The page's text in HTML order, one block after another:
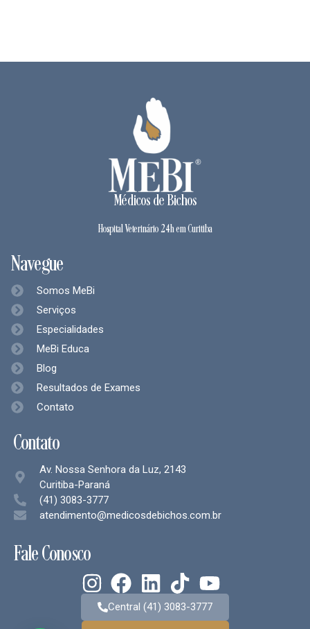
Médicos de Bichos
Hospital Veterinário 24h em Curitiba
Navegue
Somos MeBi
Serviços
Especialidades
MeBi Educa
Blog
Resultados de Exames
Contato
Contato
Av. Nossa Senhora da Luz, 2143
Curitiba-Paraná
(41) 3083-3777
atendimento@medicosdebichos.com.br
Fale Conosco
Central (41) 3083-3777